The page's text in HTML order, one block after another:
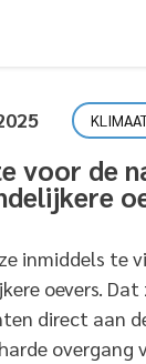
voor de
inmiddels te
oevers. Dat
direct aan
overgang